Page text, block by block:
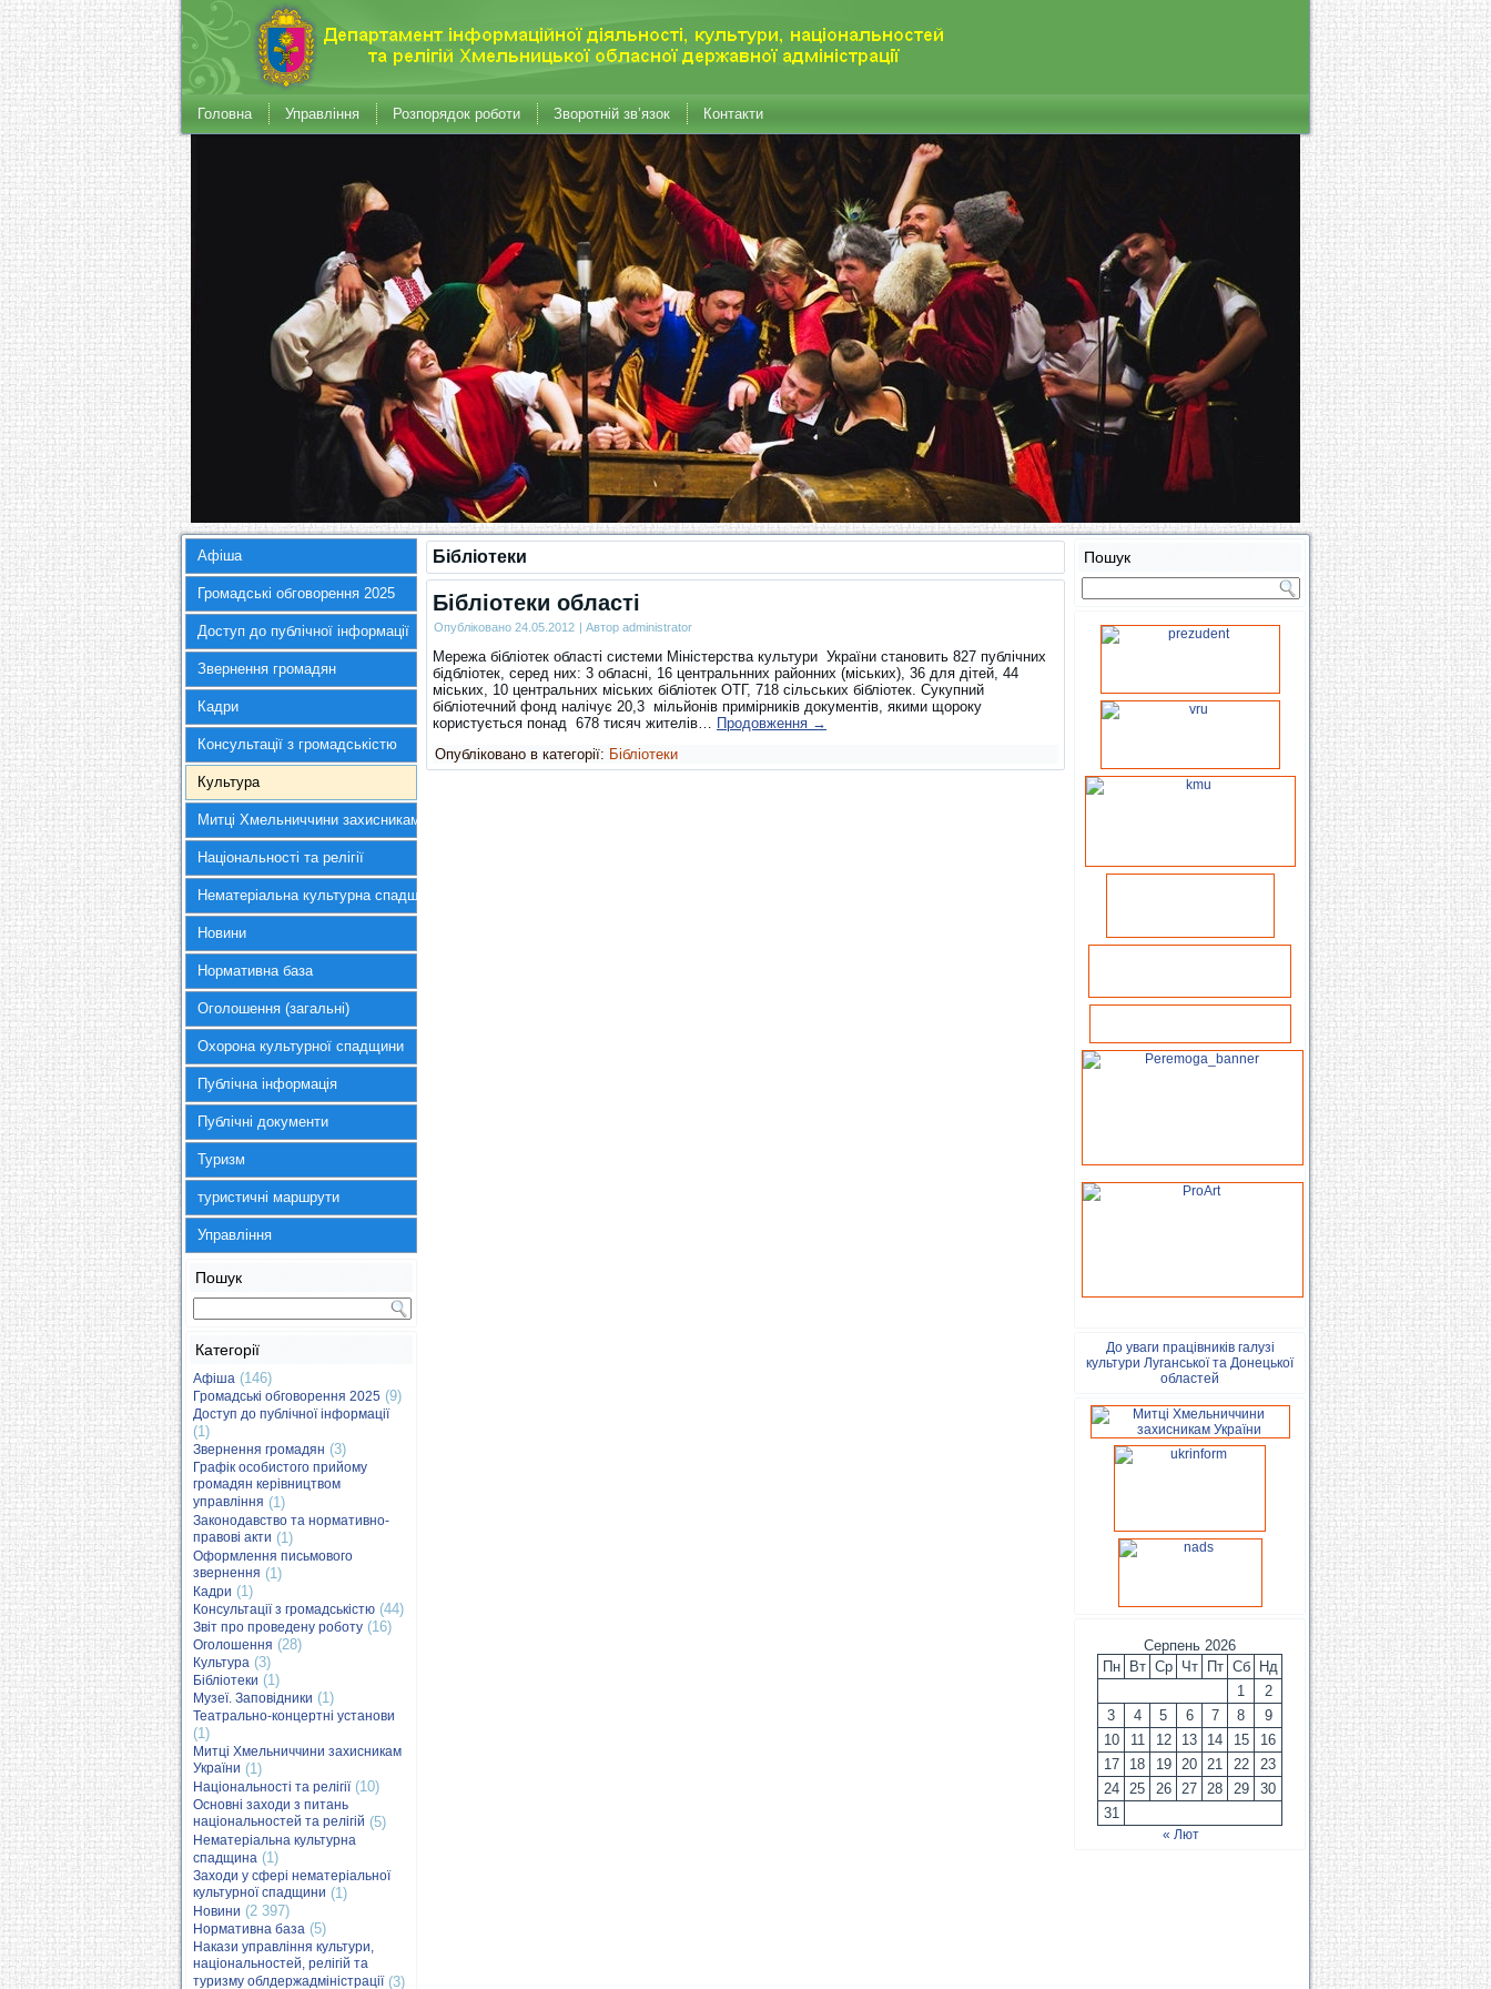
Головна Управління Розпорядок роботи Зворотній зв’язок Контакти
Афіша
Громадські обговорення 2025
Доступ до публічної інформації
Звернення громадян
Кадри
Консультації з громадськістю
Культура
Митці Хмельниччини захисникам України
Національності та релігії
Нематеріальна культурна спадщина
Новини
Нормативна база
Оголошення (загальні)
Охорона культурної спадщини
Публічна інформація
Публічні документи
Туризм
туристичні маршрути
Управління
Пошук
Категорії
Афіша (146)
Громадські обговорення 2025 (9)
Доступ до публічної інформації
(1)
Звернення громадян (3)
Графік особистого прийому
громадян керівництвом
управління (1)
Законодавство та нормативно-
правові акти (1)
Оформлення письмового
звернення (1)
Кадри (1)
Консультації з громадськістю (44)
Звіт про проведену роботу (16)
Оголошення (28)
Культура (3)
Бібліотеки (1)
Музеї. Заповідники (1)
Театрально-концертні установи
(1)
Митці Хмельниччини захисникам
України (1)
Національності та релігії(10)
Основні заходи з питань
національностей та релігій (5)
Нематеріальна культурна
спадщина (1)
Заходи у сфері нематеріальної
культурної спадщини (1)
Новини (2 397)
Нормативна база (5)
Накази управління культури,
національностей, релігій та
туризму облдержадміністрації(3)
Бібліотеки
Бібліотеки області
Опубліковано 24.05.2012 | Автор administrator
Мережа бібліотек області системи Міністерства культури України становить 827 публічних
бідбліотек, серед них: 3 обласні, 16 центральнних районних (міських), 36 для дітей, 44
міських, 10 центральних міських бібліотек ОТГ, 718 сільських бібліотек. Сукупний
бібліотечний фонд налічує 20,3 мільйонів примірників документів, якими щороку
користується понад 678 тисяч жителів… Продовження →
Опубліковано в категорії: Бібліотеки
Пошук
До уваги працівників галузі
культури Луганської та Донецької
областей
Серпень 2026
Пн
Вт Ср Чт Пт Сб
Нд
1
2
3
4 5 6 7 8
9
10
11 12 13 14 15
16
17
18 19 20 21 22
23
24
25 26 27 28 29
30
31
« Лют